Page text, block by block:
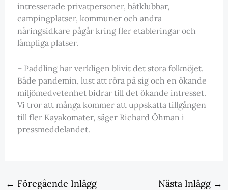
intresserade privatpersoner, båtklubbar,
campingplatser, kommuner och andra
näringsidkare pågår kring fler etableringar och
lämpliga platser.
– Paddling har verkligen blivit det stora folknöjet.
Både pandemin, lust att röra på sig och en ökande
miljömedvetenhet bidrar till det ökande intresset.
Vi tror att många kommer att uppskatta tillgången
till fler Kayakomater, säger Richard Öhman i
pressmeddelandet.
← Föregående Inlägg Nästa Inlägg →